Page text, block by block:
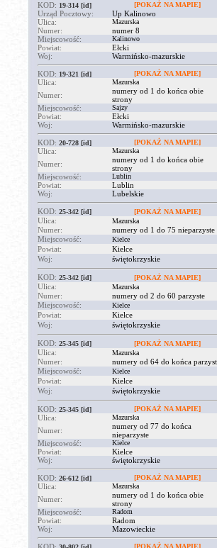
KOD: 19-314 [id] [POKAŻ NA MAPIE]
Urząd Pocztowy:
Up Kalinowo
Ulica:
Mazurska
Numer:
numer 8
Miejscowość:
Kalinowo
Powiat:
Ełcki
Woj:
Warmińsko-mazurskie
KOD: 19-321 [id] [POKAŻ NA MAPIE]
Ulica: Mazurska
Numer:
numery od 1 do końca obie
strony
Miejscowość:
Sajzy
Powiat:
Ełcki
Woj:
Warmińsko-mazurskie
KOD: 20-728 [id] [POKAŻ NA MAPIE]
Ulica: Mazurska
Numer:
numery od 1 do końca obie
strony
Miejscowość:
Lublin
Powiat:
Lublin
Woj:
Lubelskie
KOD: 25-342 [id] [POKAŻ NA MAPIE]
Ulica: Mazurska
Numer:
numery od 1 do 75 nieparzyste
Miejscowość:
Kielce
Powiat:
Kielce
Woj:
świętokrzyskie
KOD: 25-342 [id] [POKAŻ NA MAPIE]
Ulica: Mazurska
Numer:
numery od 2 do 60 parzyste
Miejscowość:
Kielce
Powiat:
Kielce
Woj:
świętokrzyskie
KOD: 25-345 [id] [POKAŻ NA MAPIE]
Ulica: Mazurska
Numer:
numery od 64 do końca
Miejscowość:
Kielce
Powiat:
Kielce
Woj:
świętokrzyskie
KOD: 25-345 [id] [POKAŻ NA MAPIE]
Ulica: Mazurska
Numer:
numery od 77 do końca
nieparzyste
Miejscowość:
Kielce
Powiat:
Kielce
Woj:
świętokrzyskie
KOD: 26-612 [id] [POKAŻ NA MAPIE]
Ulica: Mazurska
Numer:
numery od 1 do końca obie
strony
Miejscowość:
Radom
Powiat:
Radom
Woj:
Mazowieckie
[POKAŻ NA MAPIE]